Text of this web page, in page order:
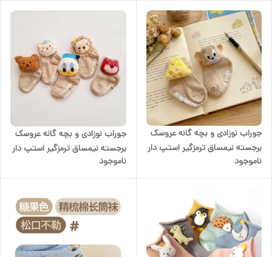
جوراب نوزادی و بچه گانه عروسک
برجسته نیمساق ترمزگیر استپ دار
رنگ کرم موش و پنیر
ناموجود
جوراب نوزادی و بچه گانه عروسک
برجسته نیمساق ترمزگیر استپ دار
رنگ کرم قهوه ای
ناموجود